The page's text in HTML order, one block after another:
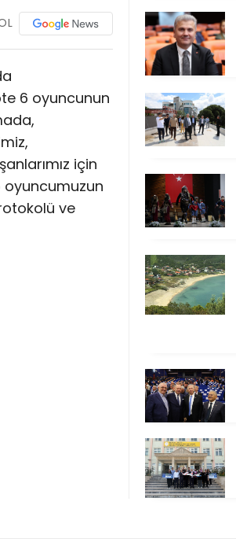
6 oyuncunun
için
oyuncumuzun
ve